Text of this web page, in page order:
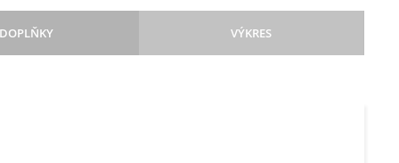
DOPLŇKY VÝKRES